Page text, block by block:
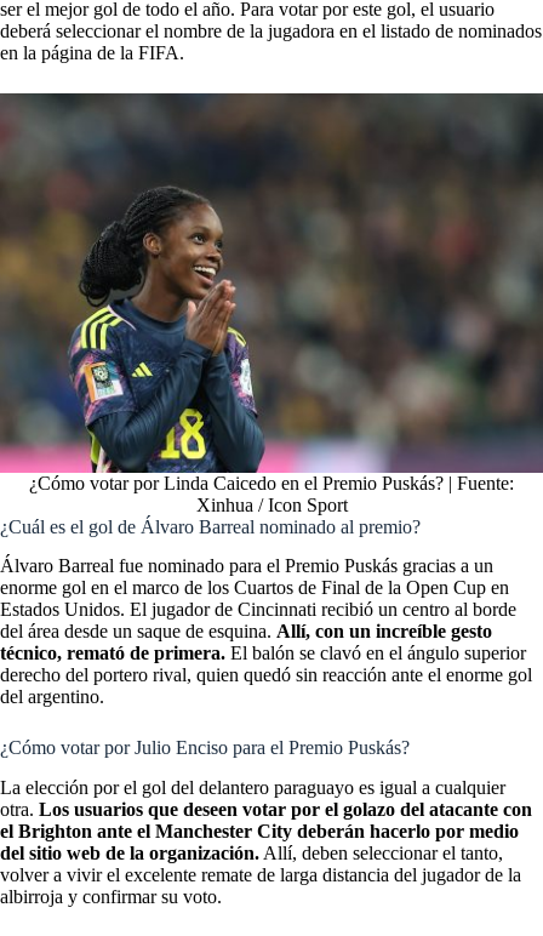
ser el mejor gol de todo el año. Para votar por este gol, el usuario
deberá seleccionar el nombre de la jugadora en el listado de nominados
en la página de la FIFA.
¿Cómo votar por Linda Caicedo en el Premio Puskás? | Fuente:
Xinhua / Icon Sport
¿Cuál es el gol de Álvaro Barreal nominado al premio?
Álvaro Barreal fue nominado para el Premio Puskás gracias a un
enorme gol en el marco de los Cuartos de Final de la Open Cup en
Estados Unidos. El jugador de Cincinnati recibió un centro al borde
del área desde un saque de esquina. Allí, con un increíble gesto
técnico, remató de primera. El balón se clavó en el ángulo superior
derecho del portero rival, quien quedó sin reacción ante el enorme gol
del argentino.
¿Cómo votar por Julio Enciso para el Premio Puskás?
La elección por el gol del delantero paraguayo es igual a cualquier
otra. Los usuarios que deseen votar por el golazo del atacante con
el Brighton ante el Manchester City deberán hacerlo por medio
del sitio web de la organización. Allí, deben seleccionar el tanto,
volver a vivir el excelente remate de larga distancia del jugador de la
albirroja y confirmar su voto.